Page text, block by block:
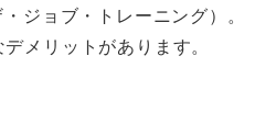
ジョブ・トレーニング）。
メリットがあります。